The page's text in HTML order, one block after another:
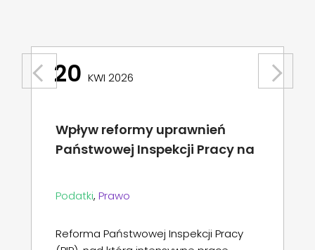
Previous24 MAR 2026
Guidance on granting
permissions in KSeF
KSeF,Podatki
If you wish to grant another party (e.g.
Next